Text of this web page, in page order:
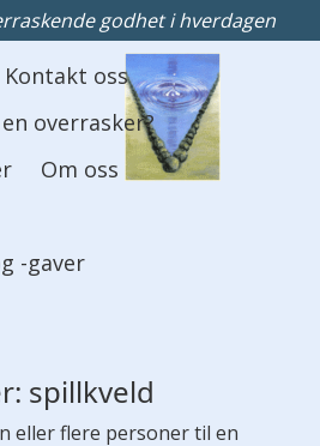
godhet i hverdagen
Kontakt oss
overrasker?
Om oss
-gaver
spillkveld
eller flere personer til en